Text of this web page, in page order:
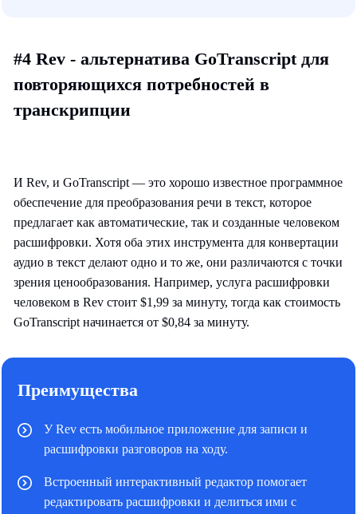
#4 Rev - альтернатива GoTranscript для
повторяющихся потребностей в
транскрипции
И Rev, и GoTranscript — это хорошо известное программное
обеспечение для преобразования речи в текст, которое
предлагает как автоматические, так и созданные человеком
расшифровки. Хотя оба этих инструмента для конвертации
аудио в текст делают одно и то же, они различаются с точки
зрения ценообразования. Например, услуга расшифровки
человеком в Rev стоит $1,99 за минуту, тогда как стоимость
GoTranscript начинается от $0,84 за минуту.
Преимущества
У Rev есть мобильное приложение для записи и
расшифровки разговоров на ходу.
Встроенный интерактивный редактор помогает
редактировать расшифровки и делиться ими с